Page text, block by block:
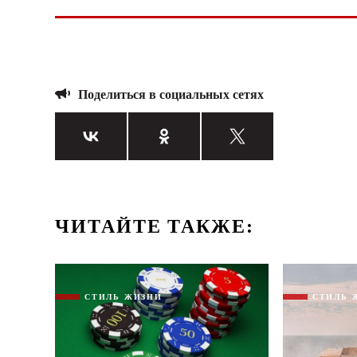
Поделиться в социальных сетях
ЧИТАЙТЕ ТАКЖЕ:
СТИЛЬ ЖИЗНИ СТИЛЬ